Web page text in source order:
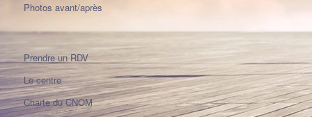
Photos avant/après
Prendre un RDV
Le centre
Charte du CNOM